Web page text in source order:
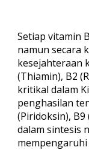
Setiap vitamin
namun secara
kesejahteraan
(Thiamin), B2
kritikal dalam
penghasilan
(Piridoksin),
dalam sintesis